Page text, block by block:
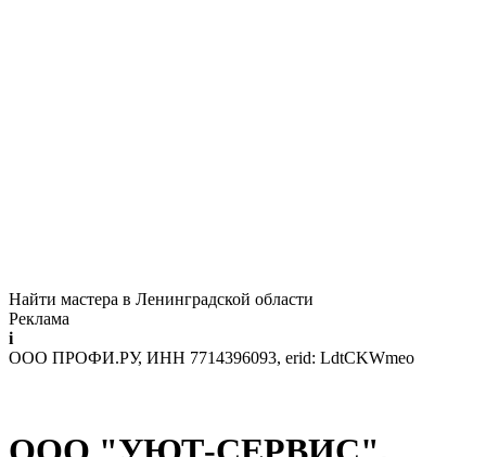
Найти мастера в Ленинградской области
Реклама
i
ООО ПРОФИ.РУ, ИНН 7714396093, erid: LdtCKWmeo